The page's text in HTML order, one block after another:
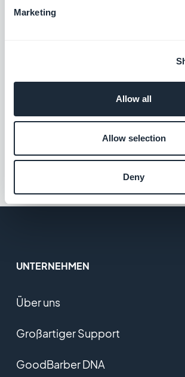
Marketing
Allow all
Allow selection
Deny
Veranstaltungen über Ihren
Substack
Vereinheitlichen Sie Ihre
UNTERNEHMEN
Über uns
Großartiger Support
GoodBarber DNA